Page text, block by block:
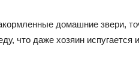
домашние звери,
что даже хозяин